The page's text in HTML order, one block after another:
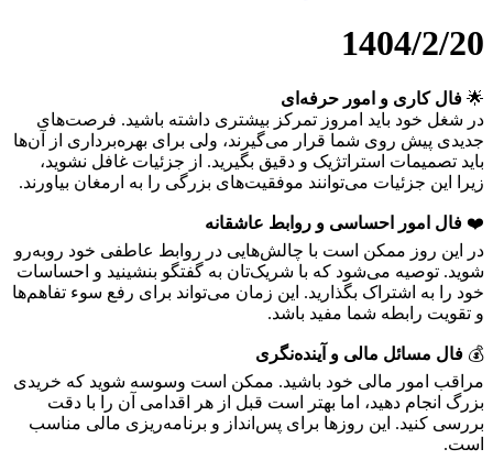
1404/2/20
🌟 فال کاری و امور حرفه‌ای
در شغل خود باید امروز تمرکز بیشتری داشته باشید. فرصت‌های
جدیدی پیش روی شما قرار می‌گیرند، ولی برای بهره‌برداری از آن‌ها
باید تصمیمات استراتژیک و دقیق بگیرید. از جزئیات غافل نشوید،
زیرا این جزئیات می‌توانند موفقیت‌های بزرگی را به ارمغان بیاورند.
❤️ فال امور احساسی و روابط عاشقانه
در این روز ممکن است با چالش‌هایی در روابط عاطفی خود روبه‌رو
شوید. توصیه می‌شود که با شریک‌تان به گفتگو بنشینید و احساسات
خود را به اشتراک بگذارید. این زمان می‌تواند برای رفع سوء تفاهم‌ها
و تقویت رابطه شما مفید باشد.
💰 فال مسائل مالی و آینده‌نگری
مراقب امور مالی خود باشید. ممکن است وسوسه شوید که خریدی
بزرگ انجام دهید، اما بهتر است قبل از هر اقدامی آن را با دقت
بررسی کنید. این روزها برای پس‌انداز و برنامه‌ریزی مالی مناسب
است.